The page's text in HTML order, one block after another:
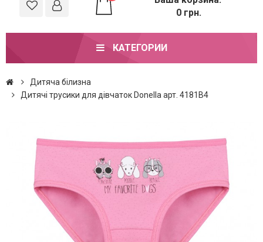
0 грн.
КАТЕГОРИИ
Дитяча білизна
Дитячі трусики для дівчаток Donella арт. 4181B4